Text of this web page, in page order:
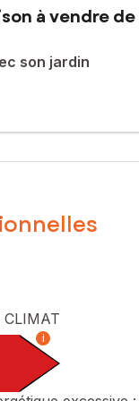
à vendre de
son jardin
du Fugeret
cette maison un
1970, s'étend sur
TOURAIS, Tél.
CLIMAT
i